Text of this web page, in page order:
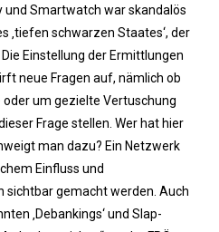
und Smartwatch war skandalös
‚tiefen schwarzen Staates‘, der
Einstellung der Ermittlungen
neue Fragen auf, nämlich ob
um gezielte Vertuschung
Frage stellen. Wer hat hier
man dazu? Ein Netzwerk
Einfluss und
sichtbar gemacht werden. Auch
‚Debankings‘ und Slap-